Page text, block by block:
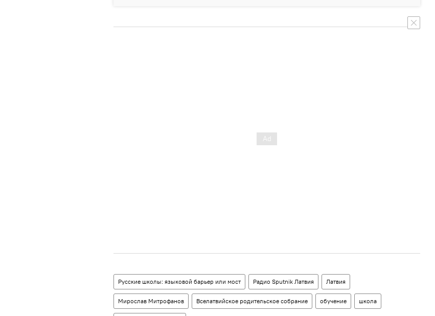
Русские школы: языковой барьер или мост Радио Sputnik Латвия Латвия
Мирослав Митрофанов Вселатвийское родительское собрание обучение школа